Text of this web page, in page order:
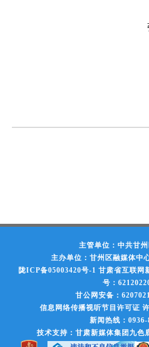
主管单位：中共甘
主办单位：甘州区融媒体中
陇ICP备05003420号-1 甘肃省互联网
号：
甘公网安备：
信息网络传播视听节目许可证
新闻热线：0936-
技术支持：甘肃新媒体集团九色